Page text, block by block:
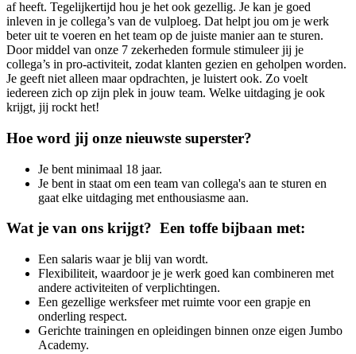
af heeft. Tegelijkertijd hou je het ook gezellig. Je kan je goed
inleven in je collega’s van de vulploeg. Dat helpt jou om je werk
beter uit te voeren en het team op de juiste manier aan te sturen.
Door middel van onze 7 zekerheden formule stimuleer jij je
collega’s in pro-activiteit, zodat klanten gezien en geholpen worden.
Je geeft niet alleen maar opdrachten, je luistert ook. Zo voelt
iedereen zich op zijn plek in jouw team. Welke uitdaging je ook
krijgt, jij rockt het!
Hoe word jij onze nieuwste superster?
Je bent minimaal 18 jaar.
Je bent in staat om een team van collega's aan te sturen en
gaat elke uitdaging met enthousiasme aan.
Wat je van ons krijgt? Een toffe bijbaan met:
Een salaris waar je blij van wordt.
Flexibiliteit, waardoor je je werk goed kan combineren met
andere activiteiten of verplichtingen.
Een gezellige werksfeer met ruimte voor een grapje en
onderling respect.
Gerichte trainingen en opleidingen binnen onze eigen Jumbo
Academy.